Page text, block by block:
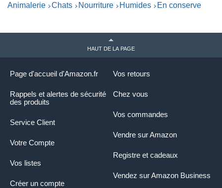
Animalerie Chats Nourriture Humides En conserve
HAUT DE LA PAGE
Vos retours
Chez vous
Vos commandes
Vendre sur Amazon
Registre et cadeaux
Vendez sur Amazon Business
Page d'accueil d'Amazon.fr
Rappels et alertes de sécurité
des produits
Service Client
Votre Compte
Vos listes
Créer un compte